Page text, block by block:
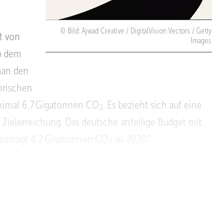
Bild: Ajwad Creative / DigitalVision Vectors / Getty
Images
von
dem
den
6,7 Gigatonnen CO2. Es bezieht sich auf eine
Das deutsche anteilige Budget mit